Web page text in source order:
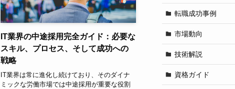
IT業界の中途採用完全ガイド：必要な
スキル、プロセス、そして成功への
戦略
IT業界は常に進化し続けており、そのダイナ
ミックな労働市場では中途採用が重要な役割
転職成功事例
市場動向
技術解説
資格ガイド